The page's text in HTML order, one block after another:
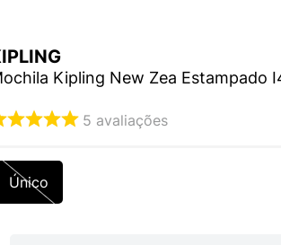
Kipling New Zea Estampado
5 avaliações
Único
WHITE
VANS ULTRARANGE